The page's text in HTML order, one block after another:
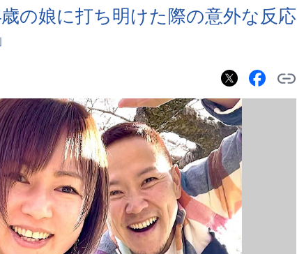
歳の娘に打ち明けた際の意外な反応